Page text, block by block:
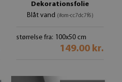
Dekorationsfolie
Blåt vand (#om-cc7dc7f6)
størrelse fra: 100x50 cm
149.00 kr.